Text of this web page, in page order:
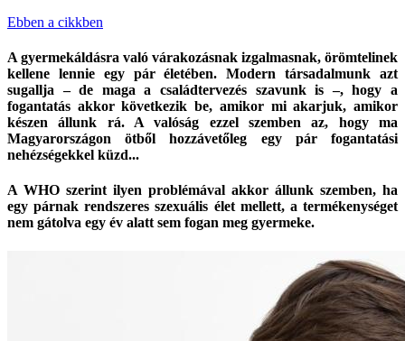
Ebben a cikkben
A gyermekáldásra való várakozásnak izgalmasnak, örömtelinek
kellene lennie egy pár életében. Modern társadalmunk azt
sugallja – de maga a családtervezés szavunk is –, hogy a
fogantatás akkor következik be, amikor mi akarjuk, amikor
készen állunk rá. A valóság ezzel szemben az, hogy ma
Magyarországon ötből hozzávetőleg egy pár fogantatási
nehézségekkel küzd...
A WHO szerint ilyen problémával akkor állunk szemben, ha
egy párnak rendszeres szexuális élet mellett, a termékenységet
nem gátolva egy év alatt sem fogan meg gyermeke.